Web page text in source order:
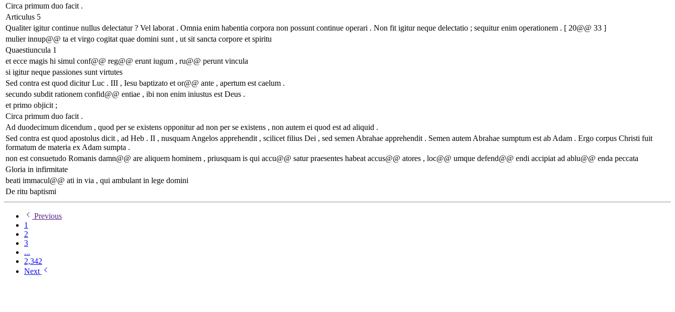
Circa primum duo facit .
Articulus 5
Qualiter igitur continue nullus delectatur ? Vel laborat . Omnia enim habentia corpora non possunt continue operari . Non fit igitur neque delectatio ; sequitur enim operationem . [ 20@@ 33 ]
mulier innup@@ ta et virgo cogitat quae domini sunt , ut sit sancta corpore et spiritu
Quaestiuncula 1
et ecce magis hi simul conf@@ reg@@ erunt iugum , ru@@ perunt vincula
si igitur neque passiones sunt virtutes
Sed contra est quod dicitur Luc . III , Iesu baptizato et or@@ ante , apertum est caelum .
secundo subdit rationem confid@@ entiae , ibi non enim iniustus est Deus .
et primo objicit ;
Circa primum duo facit .
Ad duodecimum dicendum , quod per se existens opponitur ad non per se existens , non autem ei quod est ad aliquid .
Sed contra est quod apostolus dicit , ad Heb . II , nusquam Angelos apprehendit , scilicet filius Dei , sed semen Abrahae apprehendit . Semen autem Abrahae sumptum est ab Adam . Ergo corpus Christi fuit
formatum de materia ex Adam sumpta .
non est consuetudo Romanis damn@@ are aliquem hominem , priusquam is qui accu@@ satur praesentes habeat accus@@ atores , loc@@ umque defend@@ endi accipiat ad ablu@@ enda peccata
Gloria in infirmitate
beati immacul@@ ati in via , qui ambulant in lege domini
De ritu baptismi
Previous
1
2
3
...
2,342
Next